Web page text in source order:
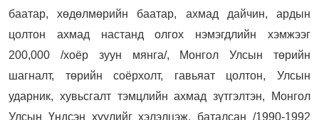
баатар, хөдөлмөрийн баатар, ахмад дайчин, ардын
цолтон ахмад настанд олгох нэмэгдлийн хэмжээг
200,000 /хоёр зуун мянга/, Монгол Улсын төрийн
шагналт, төрийн соёрхолт, гавьяат цолтон, Улсын
ударник, хувьсгалт тэмцлийн ахмад зүтгэлтэн, Монгол
Улсын Үндсэн хуулийг хэлэлцэж, баталсан /1990-1992